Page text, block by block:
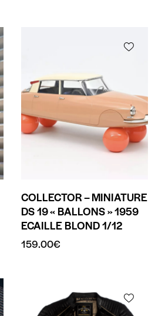
COLLECTOR – MINIATURE
DS 19 « BALLONS » 1959
ECAILLE BLOND 1/12
159.00€